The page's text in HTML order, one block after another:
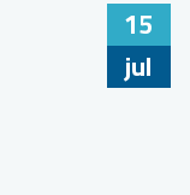
15
jul